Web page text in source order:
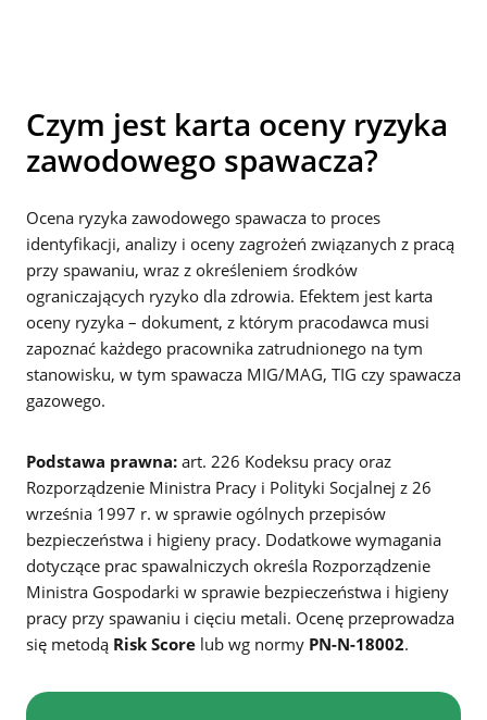
Czym jest karta oceny ryzyka
zawodowego spawacza?
Ocena ryzyka zawodowego spawacza to proces
identyfikacji, analizy i oceny zagrożeń związanych z pracą
przy spawaniu, wraz z określeniem środków
ograniczających ryzyko dla zdrowia. Efektem jest karta
oceny ryzyka – dokument, z którym pracodawca musi
zapoznać każdego pracownika zatrudnionego na tym
stanowisku, w tym spawacza MIG/MAG, TIG czy spawacza
gazowego.
Podstawa prawna: art. 226 Kodeksu pracy oraz
Rozporządzenie Ministra Pracy i Polityki Socjalnej z 26
września 1997 r. w sprawie ogólnych przepisów
bezpieczeństwa i higieny pracy. Dodatkowe wymagania
dotyczące prac spawalniczych określa Rozporządzenie
Ministra Gospodarki w sprawie bezpieczeństwa i higieny
pracy przy spawaniu i cięciu metali. Ocenę przeprowadza
się metodą Risk Score lub wg normy PN-N-18002.